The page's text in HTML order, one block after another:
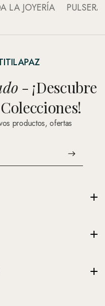
LA JOYERÍA
- ¡Descubre
productos, ofertas